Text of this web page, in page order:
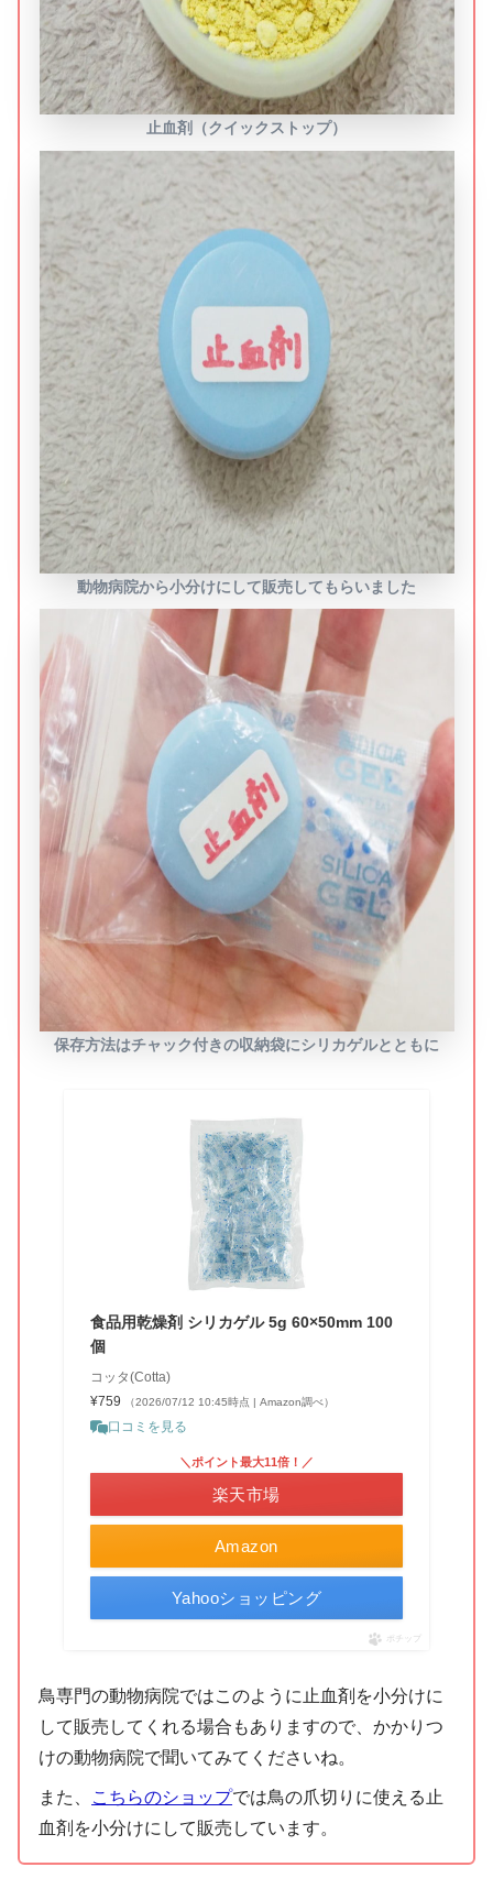
止血剤（クイックストップ）
動物病院から小分けにして販売してもらいました
保存方法はチャック付きの収納袋にシリカゲルとともに
食品用乾燥剤 シリカゲル 5g 60×50mm 100
個
コッタ(Cotta)
¥759
（2026/07/12 10:45時点 | Amazon調べ）
口コミを見る
Amazon
＼ポイント最大11倍！／
楽天市場
Yahooショッピング
ポチップ
鳥専門の動物病院ではこのように止血剤を小分けに
して販売してくれる場合もありますので、かかりつ
けの動物病院で聞いてみてくださいね。
また、 こちらのショップでは鳥の爪切りに使える止
血剤を小分けにして販売しています。